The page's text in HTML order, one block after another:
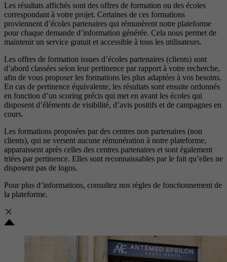
Les résultats affichés sont des offres de formation ou des écoles
correspondant à votre projet. Certaines de ces formations
proviennent d’écoles partenaires qui rémunèrent notre plateforme
pour chaque demande d’information générée. Cela nous permet de
maintenir un service gratuit et accessible à tous les utilisateurs.
Les offres de formation issues d’écoles partenaires (clients) sont
d’abord classées selon leur pertinence par rapport à votre recherche,
afin de vous proposer les formations les plus adaptées à vos besoins.
En cas de pertinence équivalente, les résultats sont ensuite ordonnés
en fonction d’un scoring précis qui met en avant les écoles qui
disposent d’éléments de visibilité, d’avis positifs et de campagnes en
cours.
Les formations proposées par des centres non partenaires (non
clients), qui ne versent aucune rémunération à notre plateforme,
apparaissent après celles des centres partenaires et sont également
triées par pertinence. Elles sont reconnaissables par le fait qu’elles ne
disposent pas de logos.
Pour plus d’informations, consultez nos règles de fonctionnement de
la plateforme.